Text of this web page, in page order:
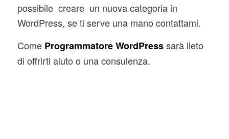
possibile creare un nuova categoria in
WordPress, se ti serve una mano contattami.
Come Programmatore WordPresssarà lieto
di offrirti aiuto o una consulenza.